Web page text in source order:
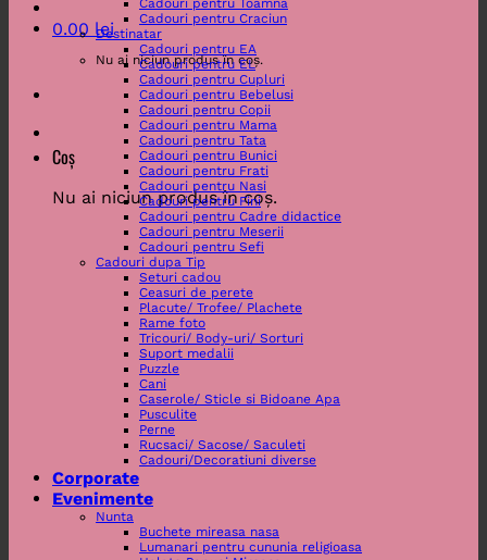
0.00 lei
Nu ai niciun produs în coș.
Coș
Nu ai niciun produs în coș.
Cadouri pentru Toamna
Cadouri pentru Craciun
Destinatar
Cadouri pentru EA
Cadouri pentru EL
Cadouri pentru Cupluri
Cadouri pentru Bebelusi
Cadouri pentru Copii
Cadouri pentru Mama
Cadouri pentru Tata
Cadouri pentru Bunici
Cadouri pentru Frati
Cadouri pentru Nasi
Cadouri pentru Fini
Cadouri pentru Cadre didactice
Cadouri pentru Meserii
Cadouri pentru Sefi
Cadouri dupa Tip
Seturi cadou
Ceasuri de perete
Placute/ Trofee/ Plachete
Rame foto
Tricouri/ Body-uri/ Sorturi
Suport medalii
Puzzle
Cani
Caserole/ Sticle si Bidoane Apa
Pusculite
Perne
Rucsaci/ Sacose/ Saculeti
Cadouri/Decoratiuni diverse
Corporate
Evenimente
Nunta
Buchete mireasa nasa
Lumanari pentru cununia religioasa